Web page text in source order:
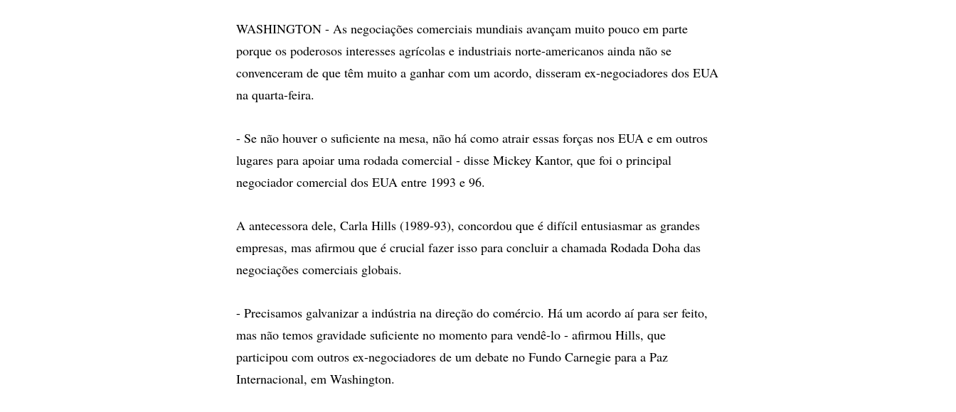
WASHINGTON - As negociações comerciais mundiais avançam muito pouco em parte
porque os poderosos interesses agrícolas e industriais norte-americanos ainda não se
convenceram de que têm muito a ganhar com um acordo, disseram ex-negociadores dos EUA
na quarta-feira.
- Se não houver o suficiente na mesa, não há como atrair essas forças nos EUA e em outros
lugares para apoiar uma rodada comercial - disse Mickey Kantor, que foi o principal
negociador comercial dos EUA entre 1993 e 96.
A antecessora dele, Carla Hills (1989-93), concordou que é difícil entusiasmar as grandes
empresas, mas afirmou que é crucial fazer isso para concluir a chamada Rodada Doha das
negociações comerciais globais.
- Precisamos galvanizar a indústria na direção do comércio. Há um acordo aí para ser feito,
mas não temos gravidade suficiente no momento para vendê-lo - afirmou Hills, que
participou com outros ex-negociadores de um debate no Fundo Carnegie para a Paz
Internacional, em Washington.